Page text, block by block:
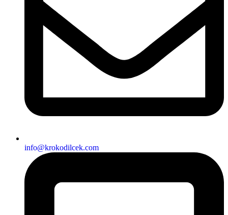
info@krokodilcek.com